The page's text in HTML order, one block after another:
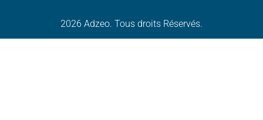
2026 Adzeo. Tous droits Réservés.